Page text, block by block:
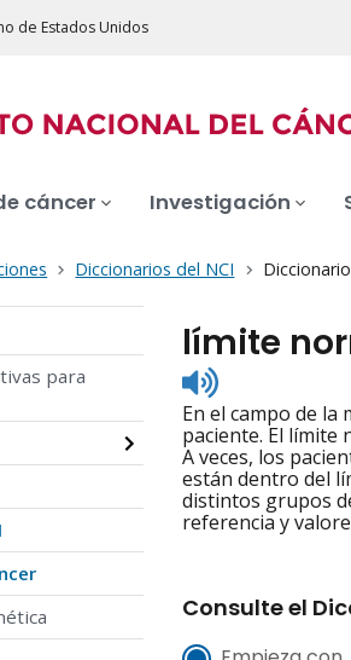
de Estados Unidos
cáncer Investigación
Diccionarios del NCI
para
límite
Listen
to
pronunciation
En el campo de
paciente. El límite
A veces, los
están dentro del
distintos grupos
referencia y
Consulte el